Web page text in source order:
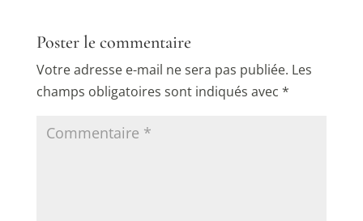
Poster le commentaire
Votre adresse e-mail ne sera pas publiée. Les
champs obligatoires sont indiqués avec *